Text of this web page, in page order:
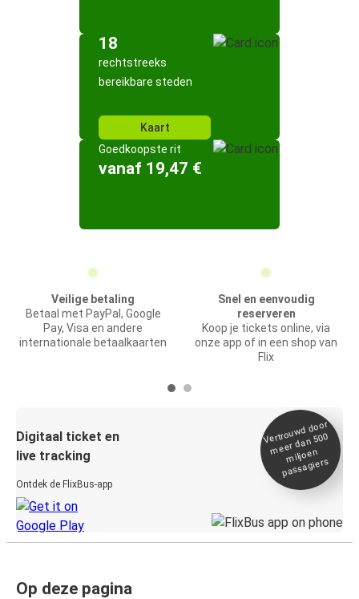
18
rechtstreeks
bereikbare steden
Kaart
Goedkoopste rit
vanaf 19,47 €
Veilige betaling
Betaal met PayPal, Google
Pay, Visa en andere
internationale betaalkaarten
Snel en eenvoudig
reserveren
Koop je tickets online, via
onze app of in een shop van
Flix
Digitaal ticket en
live tracking
Ontdek de FlixBus-app
Vertrou
wd door
meer dan 500
miljoen
passagiers
Op deze pagina